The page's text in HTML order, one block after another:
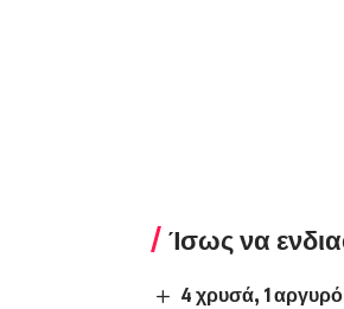
Ίσως να
4 χρυσά, 1 αργυρό